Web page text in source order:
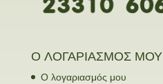
Ο ΛΟΓΑΡΙΑΣΜΟΣ ΜΟΥ
Ο λογαριασμός μου